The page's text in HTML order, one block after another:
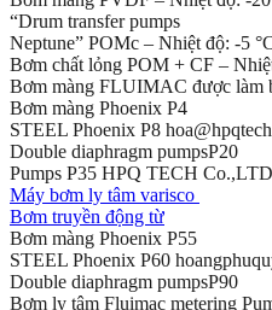
“Drum transfer pumps
Neptune” POMc – Nhiệt độ: -5
Bơm chất lỏng POM + CF –
Bơm màng FLUIMAC được làm
Bơm màng Phoenix P4
STEEL Phoenix P8
Double diaphragm pumpsP20
Pumps P35 HPQ TECH Co.,LTD
Máy bơm ly tâm varisco
Bơm truyền động từ
Bơm màng Phoenix P55
STEEL Phoenix P60
Double diaphragm pumpsP90
Bơm ly tâm Fluimac metering